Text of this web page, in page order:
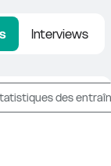
Interviews
des